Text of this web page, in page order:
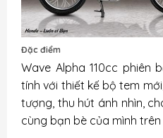
Đặc điểm
Wave Alpha 110cc phiên
tính với thiết kế bộ tem
tượng, thu hút ánh nhìn,
cùng bạn bè của mình